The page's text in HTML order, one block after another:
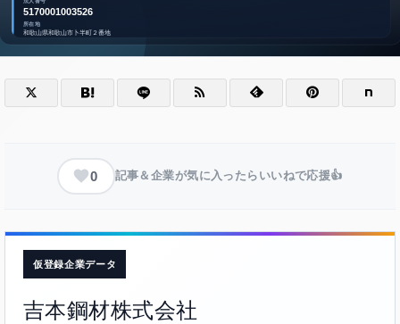
0 記事＆企業が気に入ったらいいねで応援👍
仮登録企業データ
吉本鋼材株式会社